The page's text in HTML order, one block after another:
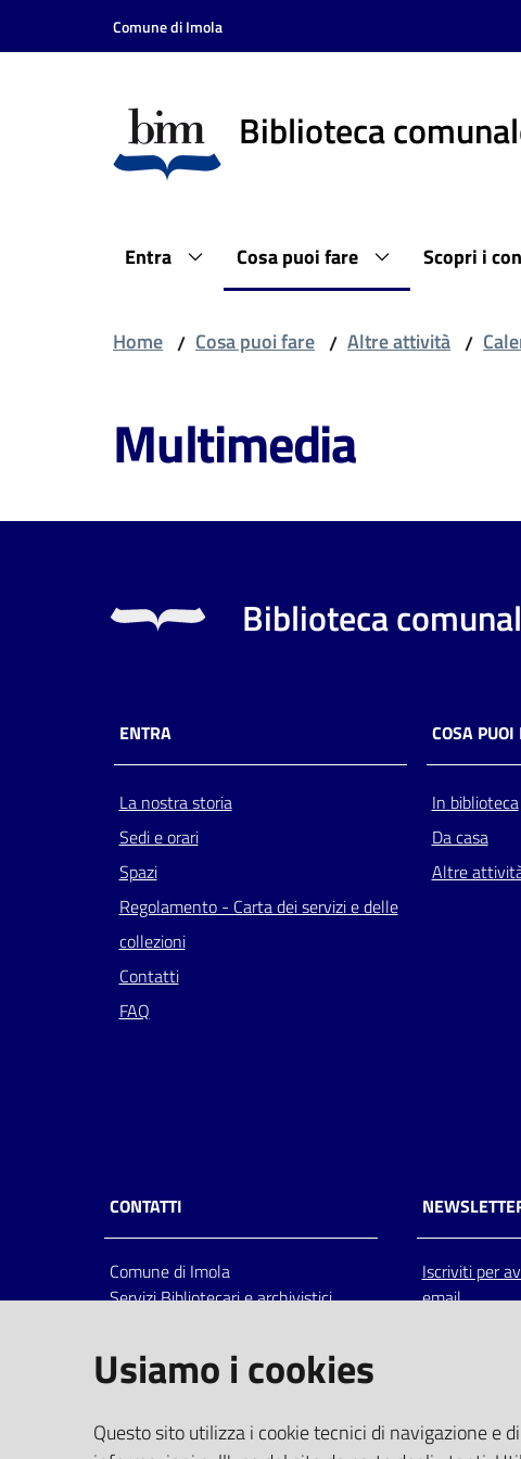
Vai al contenuto
Vai alla navigazione
Comune di Imola
Biblioteca
Entra Cosa puoi fare Scopri i
Home / Cosa puoi fare / Altre attività /
Multimedia
Biblioteca
ENTRA
La nostra storia
Sedi e orari
Spazi
Regolamento - Carta dei servizi e delle
collezioni
Contatti
FAQ
COSA PUOI
In biblioteca
Da casa
Altre
CONTATTI
Comune di Imola
Servizi Bibliotecari e archivistici
Italia
centralino: tel 0542.6026.36 fax
bim@comune.imola.bo.it
PEC
Iscriviti per
email
Usiamo i cookies
Questo sito utilizza i cookie tecnici di navigazione e